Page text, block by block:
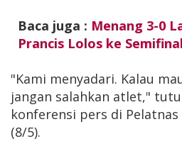
Baca juga : Menang 3-0
Prancis Lolos ke
"Kami menyadari. Kalau
jangan salahkan atlet,"
konferensi pers di Pelatnas
(8/5).